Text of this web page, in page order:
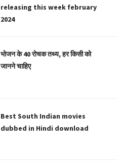
releasing this week february
2024
भोजन के 40 रोचक तथ्य, हर किसी को
जानने चाहिए
Best South Indian movies
dubbed in Hindi download